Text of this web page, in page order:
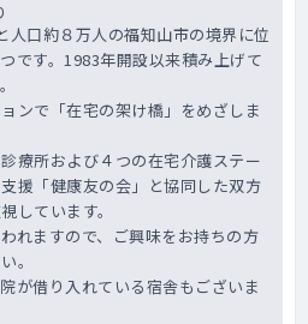
人口約８万人の福知山市の境界に位
です。1983年開設以来積み上げて
ンで「在宅の架け橋」をめざしま
療所および４つの在宅介護ステー
援「健康友の会」と協同した双方
しています。
れますので、ご興味をお持ちの方
。
が借り入れている宿舎もございま